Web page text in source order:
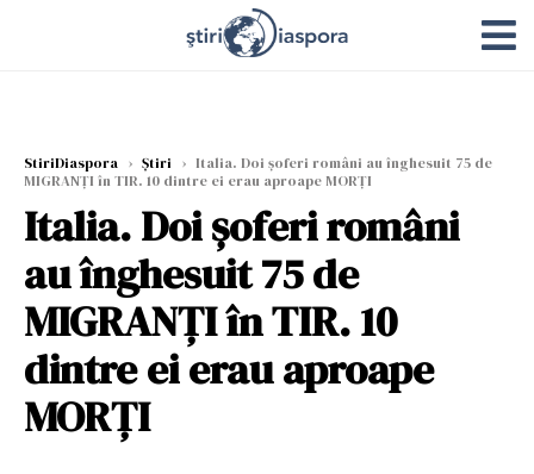
StiriDiaspora › Știri › Italia. Doi șoferi români au înghesuit 75 de
MIGRANȚI în TIR. 10 dintre ei erau aproape MORȚI
Italia. Doi șoferi români
au înghesuit 75 de
MIGRANȚI în TIR. 10
dintre ei erau aproape
MORȚI